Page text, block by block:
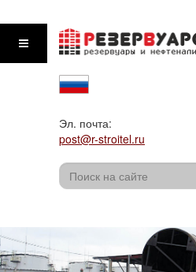
Эл. почта:
post@r-stroitel.ru